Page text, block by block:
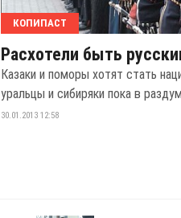
КОПИПАСТ
Расхотели быть
Казаки и поморы хотят стать
уральцы и сибиряки пока в
30.01.2013 12:58